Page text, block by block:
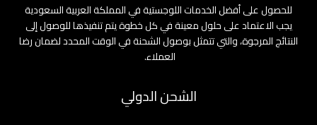
للحصول على أفضل الخدمات اللوجستية في المملكة العربية السعودية
يجب الاعتماد على حلول معينة في كل خطوة يتم تنفيذها للوصول إلى
النتائج المرجوة، والتي تتمثل بوصول الشحنة في الوقت المحدد لضمان رضا
العملاء.
الشحن الدولي